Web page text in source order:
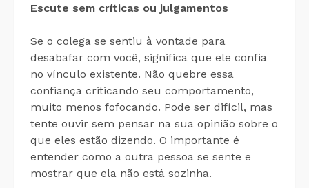
Escute sem críticas ou julgamentos
Se o colega se sentiu à vontade para
desabafar com você, significa que ele confia
no vínculo existente. Não quebre essa
confiança criticando seu comportamento,
muito menos fofocando. Pode ser difícil, mas
tente ouvir sem pensar na sua opinião sobre o
que eles estão dizendo. O importante é
entender como a outra pessoa se sente e
mostrar que ela não está sozinha.